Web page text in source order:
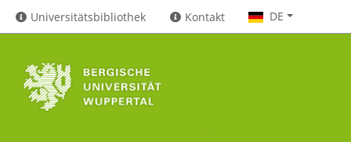
Universitätsbibliothek Kontakt DE